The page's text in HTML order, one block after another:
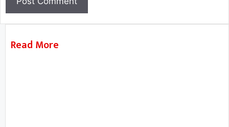
Read More